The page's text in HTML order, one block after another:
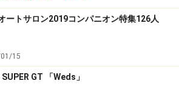
ートサロン2019コンパニオン特集126人
15
GT 「Weds」